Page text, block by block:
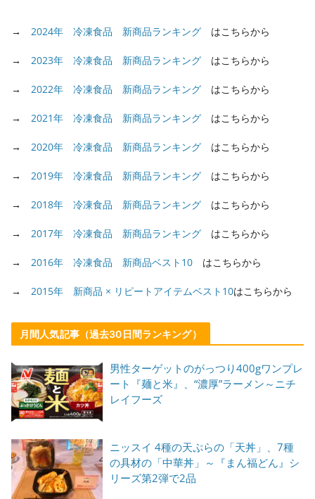
→ 2024年 冷凍食品 新商品ランキング はこちらから
→ 2023年 冷凍食品 新商品ランキング はこちらから
→ 2022年 冷凍食品 新商品ランキング はこちらから
→ 2021年 冷凍食品 新商品ランキング はこちらから
→ 2020年 冷凍食品 新商品ランキング はこちらから
→ 2019年 冷凍食品 新商品ランキング はこちらから
→ 2018年 冷凍食品 新商品ランキング はこちらから
→ 2017年 冷凍食品 新商品ランキング はこちらから
→ 2016年 冷凍食品 新商品ベスト10 はこちらから
→ 2015年 新商品 × リピートアイテムベスト10はこちらから
月間人気記事（過去30日間ランキング）
男性ターゲットのがっつり400gワンプレ
ート『麺と米』、“濃厚”ラーメン～ニチ
レイフーズ
ニッスイ 4種の天ぷらの「天丼」、7種
の具材の「中華丼」～『まん福どん』シ
リーズ第2弾で2品